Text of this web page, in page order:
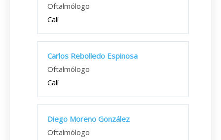
Oftalmólogo
Calí
Carlos Rebolledo Espinosa
Oftalmólogo
Calí
Diego Moreno González
Oftalmólogo